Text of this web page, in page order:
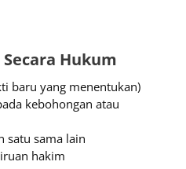
Secara Hukum
baru yang menentukan)
kebohongan atau
satu sama lain
hakim